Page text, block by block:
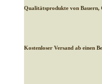
Qualitätsprodukte von Bauern,
Kostenloser Versand ab einen